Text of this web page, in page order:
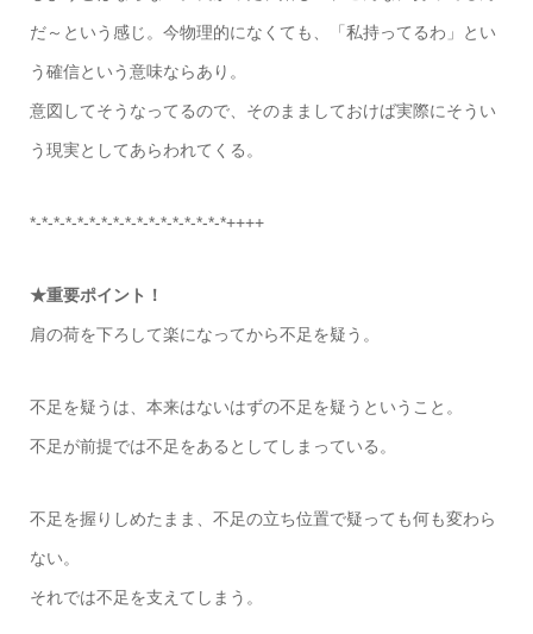
だ～という感じ。今物理的になくても、「私持ってるわ」とい
う確信という意味ならあり。
意図してそうなってるので、そのまましておけば実際にそうい
う現実としてあらわれてくる。
*-*-*-*-*-*-*-*-*-*-*-*-*-*-*-*-*++++
★重要ポイント！
肩の荷を下ろして楽になってから不足を疑う。
不足を疑うは、本来はないはずの不足を疑うということ。
不足が前提では不足をあるとしてしまっている。
不足を握りしめたまま、不足の立ち位置で疑っても何も変わら
ない。
それでは不足を支えてしまう。